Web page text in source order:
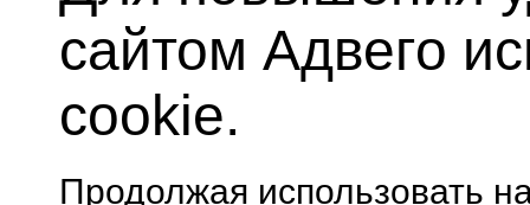
сайтом Адвего
cookie.
Продолжая использовать